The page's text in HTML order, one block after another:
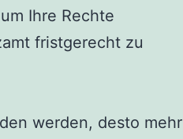
Ihre Rechte
fristgerecht zu
werden, desto mehr